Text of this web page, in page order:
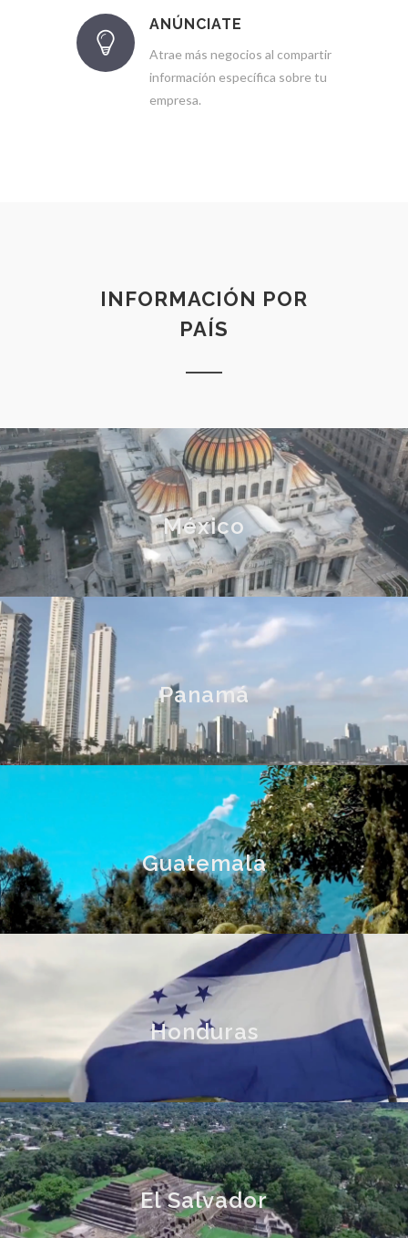
ANÚNCIATE
Atrae más negocios al compartir
información específica sobre tu
empresa.
INFORMACIÓN POR
PAÍS
México
Panamá
Guatemala
Honduras
El Salvador